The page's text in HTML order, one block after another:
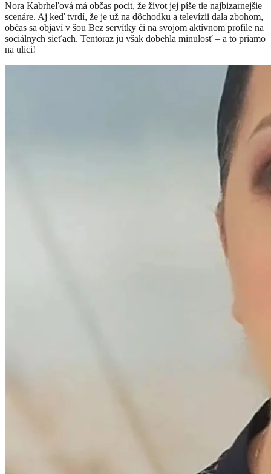
Nora Kabrheľová má občas pocit, že život jej píše tie najbizarnejšie
scenáre. Aj keď tvrdí, že je už na dôchodku a televízii dala zbohom,
občas sa objaví v šou Bez servítky či na svojom aktívnom profile na
sociálnych sieťach. Tentoraz ju však dobehla minulosť – a to priamo
na ulici!